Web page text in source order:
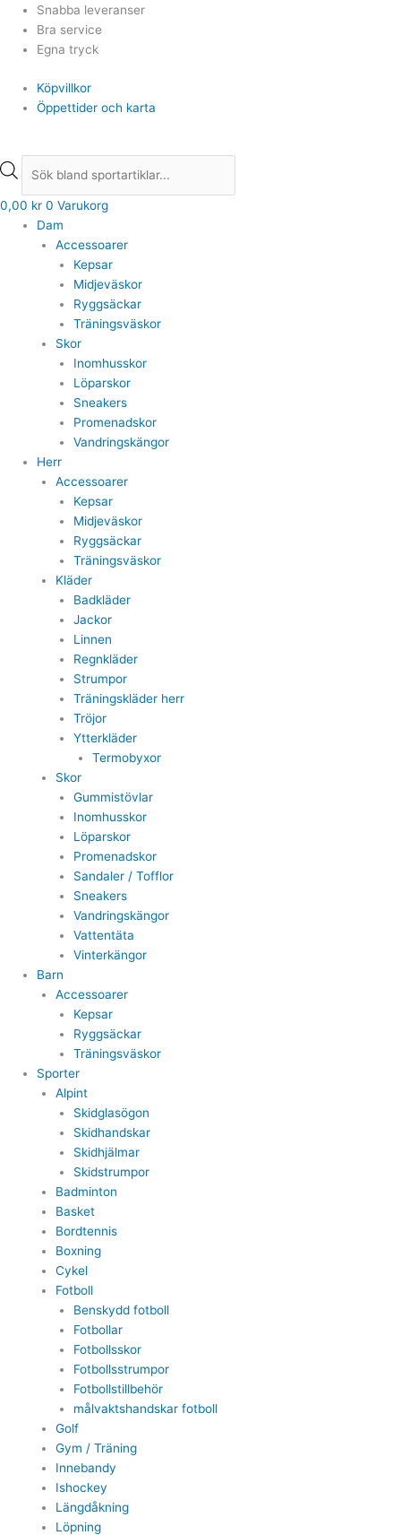
Hoppa
innehåll
Snabba leveranser
Bra service
Egna tryck
Köpvillkor
Öppettider och karta
Products
search
0,00 kr 0 Varukorg
Dam
Accessoarer
Kepsar
Midjeväskor
Ryggsäckar
Träningsväskor
Skor
Inomhusskor
Löparskor
Sneakers
Promenadskor
Vandringskängor
Herr
Accessoarer
Kepsar
Midjeväskor
Ryggsäckar
Träningsväskor
Kläder
Badkläder
Jackor
Linnen
Regnkläder
Strumpor
Träningskläder herr
Tröjor
Ytterkläder
Termobyxor
Skor
Gummistövlar
Inomhusskor
Löparskor
Promenadskor
Sandaler / Tofflor
Sneakers
Vandringskängor
Vattentäta
Vinterkängor
Barn
Accessoarer
Kepsar
Ryggsäckar
Träningsväskor
Sporter
Alpint
Skidglasögon
Skidhandskar
Skidhjälmar
Skidstrumpor
Badminton
Basket
Bordtennis
Boxning
Cykel
Fotboll
Benskydd fotboll
Fotbollar
Fotbollsskor
Fotbollsstrumpor
Fotbollstillbehör
målvaktshandskar fotboll
Golf
Gym / Träning
Innebandy
Ishockey
Längdåkning
Löpning
Products
search